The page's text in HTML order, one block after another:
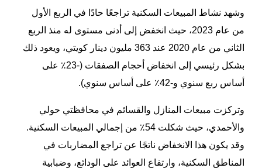
وشهد نشاط المبيعات السكنية تراجعًا حادًا في الربع الأول
من عام 2023، حيث انخفض إلى أدنى مستوى له منذ الربع
الثاني من عام 2020 عند 363 مليون دينار كويتي، ويعود ذلك
بشكل رئيسي إلى انخفاض أحجام الصفقات (-23٪ على
أساس ربع سنوي و-42٪ على أساس سنوي).
وتركزت مبيعات المنازل والقسائم في محافظتي حولي
والأحمدي، حيث شكلت 54٪ من إجمالي المبيعات السكنية.
وقد يكون هذا الانخفاض ناتجًا عن تراجع المضاربات في
المناطق السكنية، وارتفاع العوائد على الودائع، وضبابية